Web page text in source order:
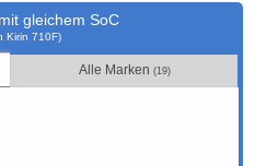
gleichem SoC
Kirin 710F)
Alle Marken (19)